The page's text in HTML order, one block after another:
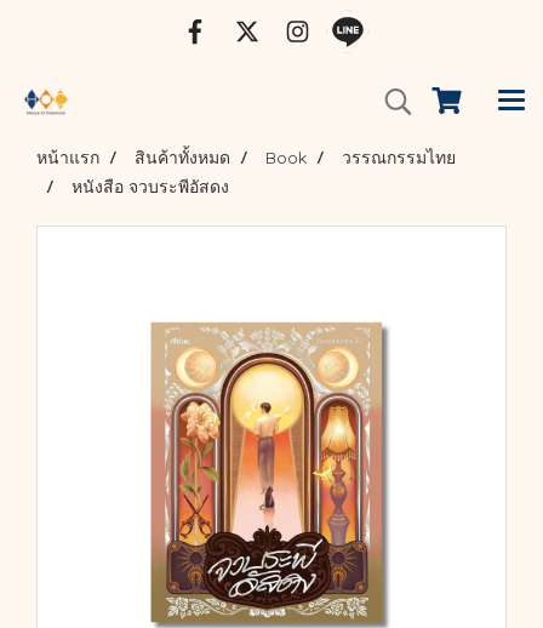
หน้าแรก สินค้าทั้งหมด Book
วรรณกรรมไทย
หนังสือ จวบระพีอัสดง